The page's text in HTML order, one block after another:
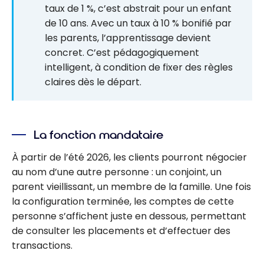
taux de 1 %, c’est abstrait pour un enfant
de 10 ans. Avec un taux à 10 % bonifié par
les parents, l’apprentissage devient
concret. C’est pédagogiquement
intelligent, à condition de fixer des règles
claires dès le départ.
La fonction mandataire
À partir de l’été 2026, les clients pourront négocier
au nom d’une autre personne : un conjoint, un
parent vieillissant, un membre de la famille. Une fois
la configuration terminée, les comptes de cette
personne s’affichent juste en dessous, permettant
de consulter les placements et d’effectuer des
transactions.